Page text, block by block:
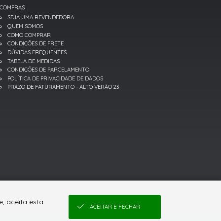
COMPRAS
SEJA UMA REVENDEDORA
QUEM SOMOS
COMO COMPRAR
CONDIÇÕES DE FRETE
DÚVIDAS FREQUENTES
TABELA DE MEDIDAS
CONDIÇÕES DE PARCELAMENTO
POLÍTICA DE PRIVACIDADE DE DADOS
PRAZO DE FATURAMENTO - ALTO VERÃO 23
aceita esta
ACEITAR E FECHAR